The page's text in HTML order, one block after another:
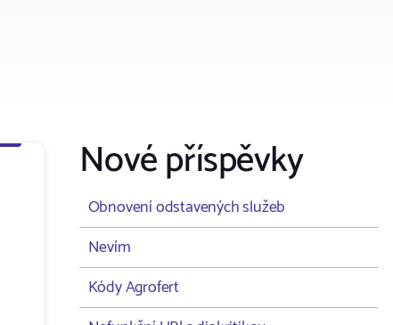
Nové příspěvky
Obnovení odstavených služeb
Nevím
Kódy Agrofert